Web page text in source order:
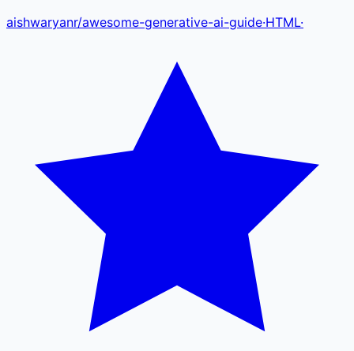
aishwaryanr/awesome-generative-ai-guide·HTML·